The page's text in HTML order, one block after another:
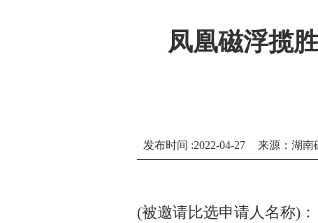
凤凰磁浮揽
发布时间 :2022-04-27 来源：湖南
(被邀请比选申请人名称)：